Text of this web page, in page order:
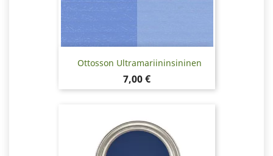
Ottosson Ultramariininsininen
Hinta
7,00 €